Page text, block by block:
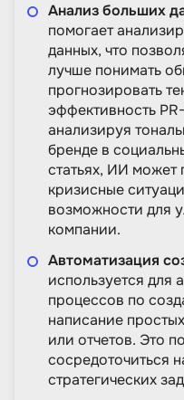
Анализ больших
помогает
данных, что
лучше понимать
прогнозировать
эффективность
анализируя
бренде в
статьях, ИИ может
кризисные
возможности для
компании.
Автоматизация
используется для
процессов по
написание
или отчетов. Это
сосредоточиться
стратегических